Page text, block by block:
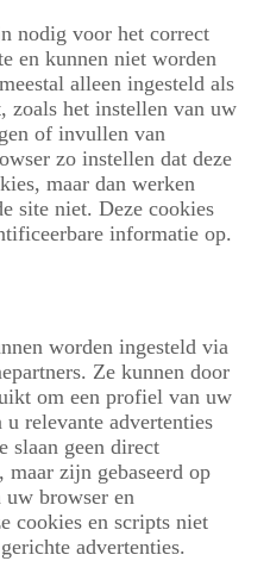
nodig voor het correct
en kunnen niet worden
alleen ingesteld als
zoals het instellen van uw
of invullen van
zo instellen dat deze
maar dan werken
site niet. Deze cookies
informatie op.
worden ingesteld via
Ze kunnen door
om een profiel van uw
u relevante advertenties
slaan geen direct
zijn gebaseerd op
browser en
cookies en scripts niet
advertenties.